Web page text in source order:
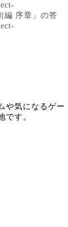
編 序章」の答
や気になるゲー
です。